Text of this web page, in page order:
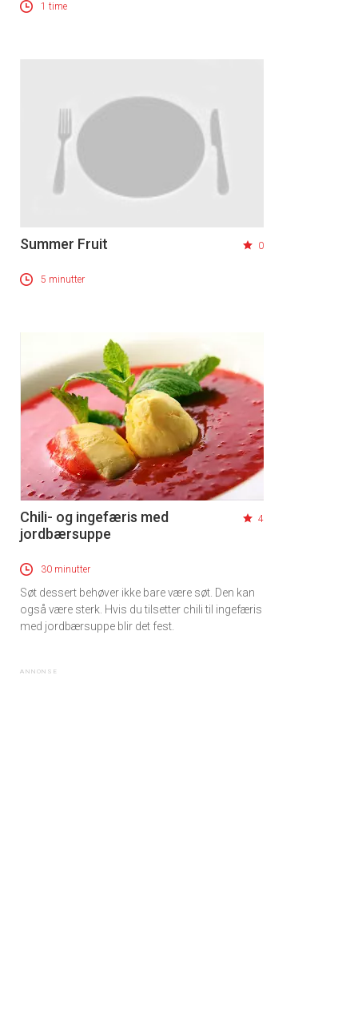
1 time
Summer Fruit 0
5 minutter
Chili- og ingefæris med
jordbærsuppe
4
30 minutter
Søt dessert behøver ikke bare være søt. Den kan
også være sterk. Hvis du tilsetter chili til ingefæris
med jordbærsuppe blir det fest.